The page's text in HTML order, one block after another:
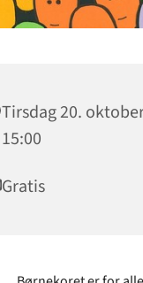
Tirsdag 20.
15:00
Gratis